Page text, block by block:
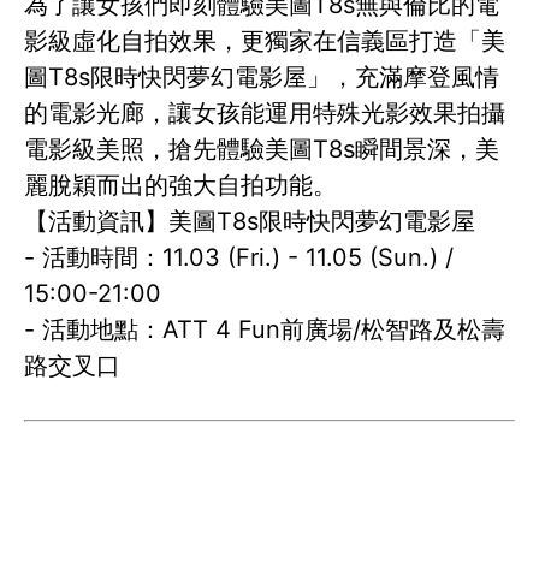
影級虛化自拍效果，更獨家在信義區打造「美
圖T8s限時快閃夢幻電影屋」，充滿摩登風情
的電影光廊，讓女孩能運用特殊光影效果拍攝
電影級美照，搶先體驗美圖T8s瞬間景深，美
麗脫穎而出的強大自拍功能。
【活動資訊】美圖T8s限時快閃夢幻電影屋
- 活動時間：11.03 (Fri.) - 11.05 (Sun.) /
15:00-21:00
- 活動地點：ATT 4 Fun前廣場/松智路及松壽
路交叉口